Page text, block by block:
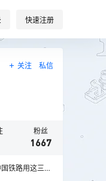
快速注册
关注 私信
粉丝
1667
铁路用这三招